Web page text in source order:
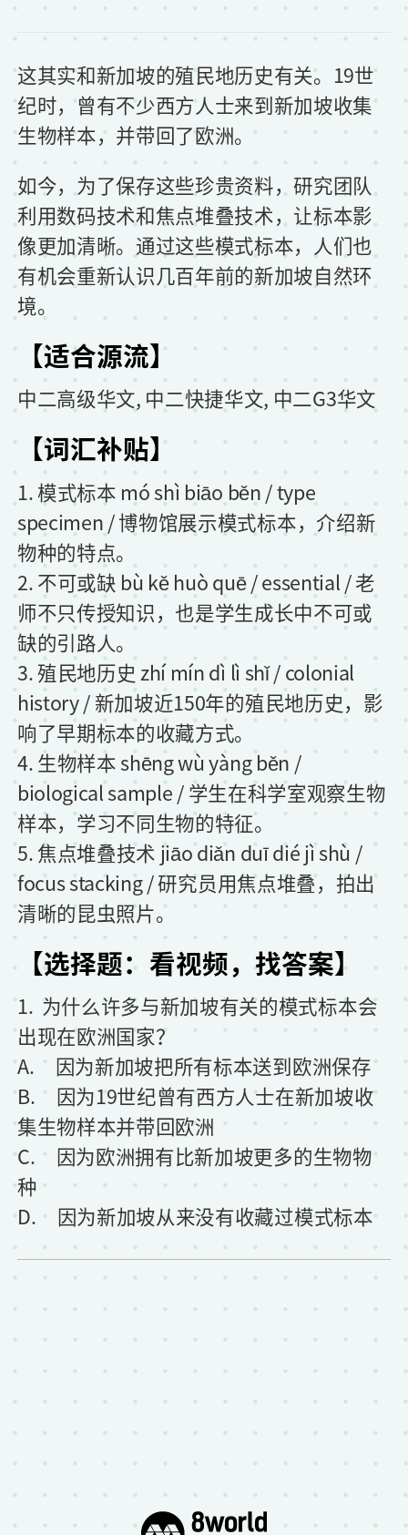
这其实和新加坡的殖民地历史有关。19世
纪时，曾有不少西方人士来到新加坡收集
生物样本，并带回了欧洲。
如今，为了保存这些珍贵资料，研究团队
利用数码技术和焦点堆叠技术，让标本影
像更加清晰。通过这些模式标本，人们也
有机会重新认识几百年前的新加坡自然环
境。
【适合源流】
中二高级华文, 中二快捷华文, 中二G3华文
【词汇补贴】
1. 模式标本 mó shì biāo běn / type
specimen / 博物馆展示模式标本，介绍新
物种的特点。
2. 不可或缺 bù kě huò quē / essential / 老
师不只传授知识，也是学生成长中不可或
缺的引路人。
3. 殖民地历史 zhí mín dì lì shǐ / colonial
history / 新加坡近150年的殖民地历史，影
响了早期标本的收藏方式。
4. 生物样本 shēng wù yàng běn /
biological sample / 学生在科学室观察生物
样本，学习不同生物的特征。
5. 焦点堆叠技术 jiāo diǎn duī dié jì shù /
focus stacking / 研究员用焦点堆叠，拍出
清晰的昆虫照片。
【选择题：看视频，找答案】
1. 为什么许多与新加坡有关的模式标本会
出现在欧洲国家？
A. 因为新加坡把所有标本送到欧洲保存
B. 因为19世纪曾有西方人士在新加坡收
集生物样本并带回欧洲
C. 因为欧洲拥有比新加坡更多的生物物
种
D. 因为新加坡从来没有收藏过模式标本